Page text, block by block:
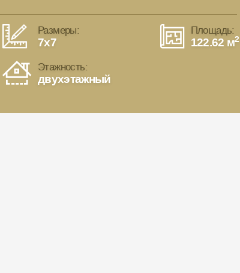
Размеры:
7x7
Площадь:
122.62 м2
Этажность:
двухэтажный